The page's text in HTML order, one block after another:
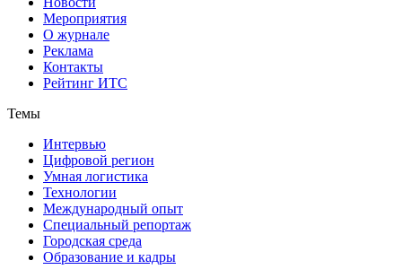
Мероприятия
О журнале
Реклама
Контакты
Рейтинг ИТС
Темы
Интервью
Цифровой регион
Умная логистика
Технологии
Международный опыт
Специальный репортаж
Городская среда
Образование и кадры